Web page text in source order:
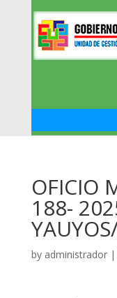
OFICIO
188-
by administrador|